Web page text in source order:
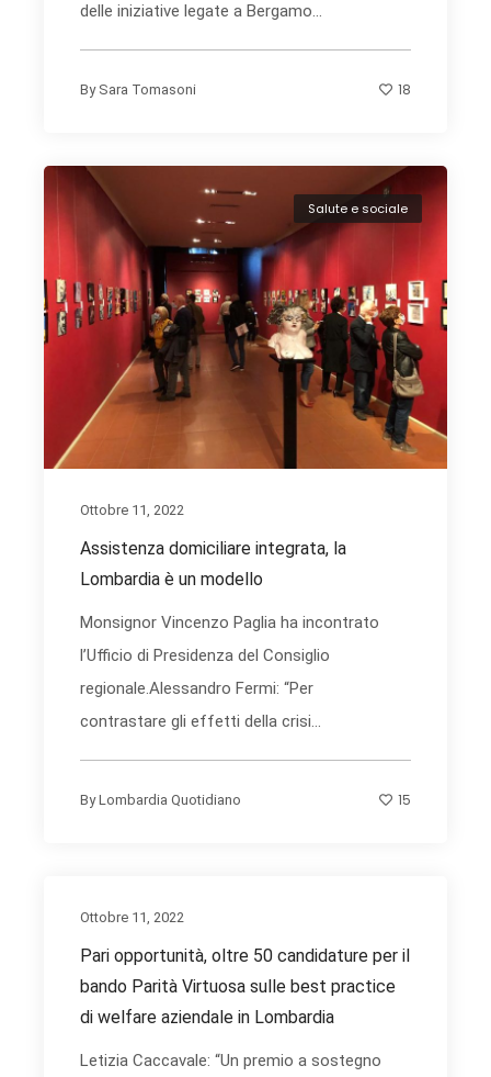
delle iniziative legate a Bergamo...
By Sara Tomasoni 18
Salute e sociale
Ottobre 11, 2022
Assistenza domiciliare integrata, la
Lombardia è un modello
Monsignor Vincenzo Paglia ha incontrato
l’Ufficio di Presidenza del Consiglio
regionale.Alessandro Fermi: “Per
contrastare gli effetti della crisi...
ByLombardia Quotidiano 15
Ottobre 11, 2022
Pari opportunità, oltre 50 candidature per il
bando Parità Virtuosa sulle best practice
di welfare aziendale in Lombardia
Letizia Caccavale: “Un premio a sostegno